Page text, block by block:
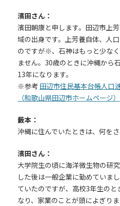
濱田さん：
濱田朝康と申します。田辺市上
域の出身です。上芳養自体、人
のですが※、石神はもっと少な
ません。30歳のときに沖縄から
13年になります。
※参考 田辺市住民基本台帳人口
（和歌山県田辺市ホームページ）
藪本：
沖縄に住んでいたときは、何を
濱田さん：
大学院生の頃に海洋微生物の研
した後は一般企業に勤めていま
ていたのですが、高校3年生の
なり、家業のことが頭によぎり